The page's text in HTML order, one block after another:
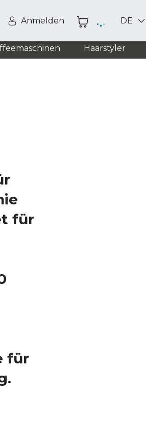
Anmelden DE
Haarstyler
für
für